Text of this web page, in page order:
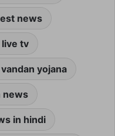
news
tv
yojana
news
in hindi